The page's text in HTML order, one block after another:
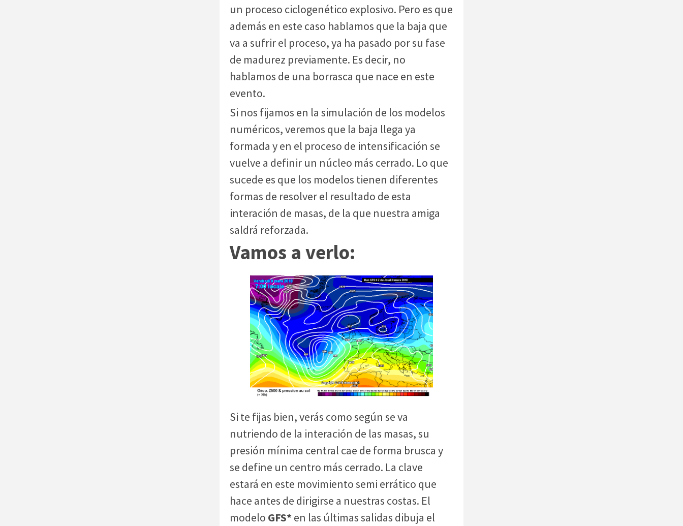
un proceso ciclogenético explosivo. Pero es que
además en este caso hablamos que la baja que
va a sufrir el proceso, ya ha pasado por su fase
de madurez previamente. Es decir, no
hablamos de una borrasca que nace en este
evento.
Si nos fijamos en la simulación de los modelos
numéricos, veremos que la baja llega ya
formada y en el proceso de intensificación se
vuelve a definir un núcleo más cerrado. Lo que
sucede es que los modelos tienen diferentes
formas de resolver el resultado de esta
interación de masas, de la que nuestra amiga
saldrá reforzada.
Vamos a verlo:
Si te fijas bien, verás como según se va
nutriendo de la interación de las masas, su
presión mínima central cae de forma brusca y
se define un centro más cerrado. La clave
estará en este movimiento semi errático que
hace antes de dirigirse a nuestras costas. El
modelo GFS* en las últimas salidas dibuja el